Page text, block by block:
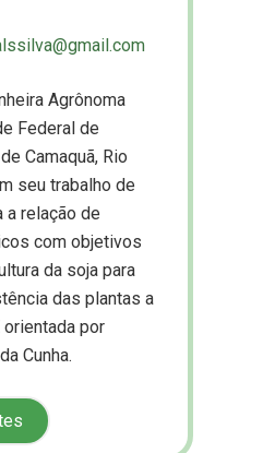
Agrônoma
Federal de
Camaquã, Rio
seu trabalho de
relação de
com objetivos
da soja para
das plantas a
por
Cunha.